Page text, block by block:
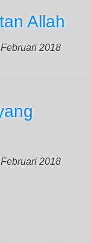
Allah
2018
2018